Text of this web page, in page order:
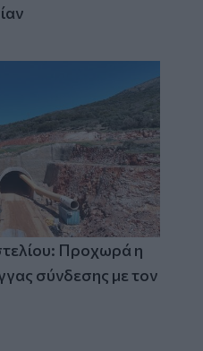
Προχωρά η
σύνδεσης με τον